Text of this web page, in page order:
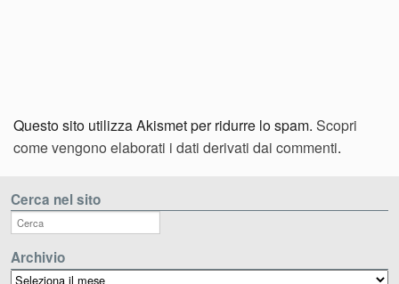
Questo sito utilizza Akismet per ridurre lo spam. Scopri
come vengono elaborati i dati derivati dai commenti.
Cerca nel sito
Archivio
Archivio